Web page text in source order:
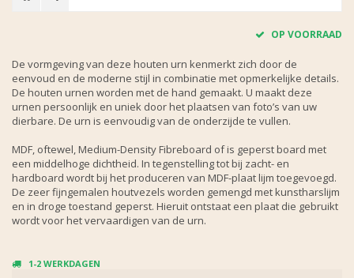
OP VOORRAAD
De vormgeving van deze houten urn kenmerkt zich door de
eenvoud en de moderne stijl in combinatie met opmerkelijke details.
De houten urnen worden met de hand gemaakt. U maakt deze
urnen persoonlijk en uniek door het plaatsen van foto’s van uw
dierbare. De urn is eenvoudig van de onderzijde te vullen.
MDF, oftewel, Medium-Density Fibreboard of is geperst board met
een middelhoge dichtheid. In tegenstelling tot bij zacht- en
hardboard wordt bij het produceren van MDF-plaat lijm toegevoegd.
De zeer fijngemalen houtvezels worden gemengd met kunstharslijm
en in droge toestand geperst. Hieruit ontstaat een plaat die gebruikt
wordt voor het vervaardigen van de urn.
1-2 WERKDAGEN